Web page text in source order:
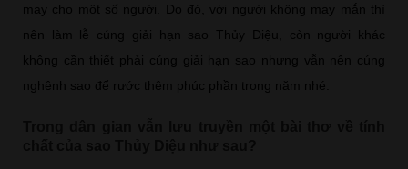
may cho một số người. Do đó, với người không may mắn thì
nên làm lễ cúng giải hạn sao Thủy Diệu, còn người khác
không cần thiết phải cúng giải hạn sao nhưng vẫn nên cúng
nghênh sao để rước thêm phúc phần trong năm nhé.